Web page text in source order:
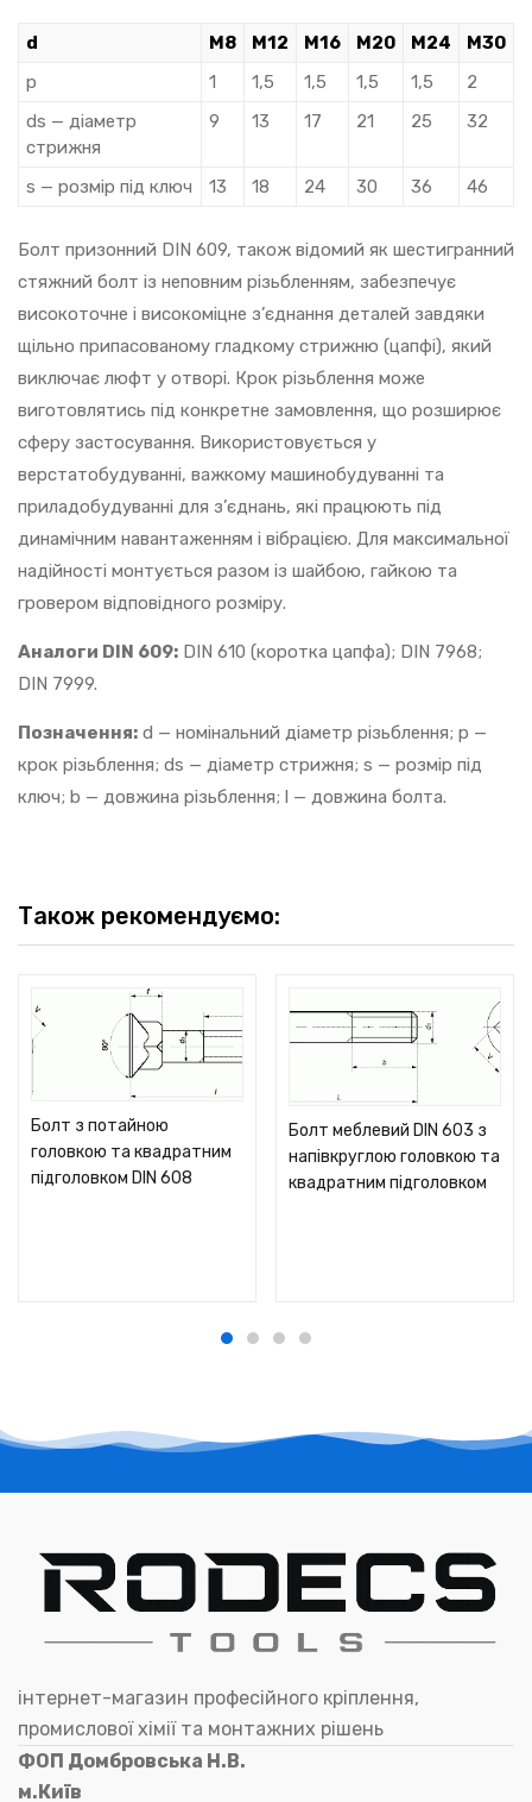
d M8 M12 M16 M20 M24
M30
p
1 1,5 1,5 1,5 1,5
2
ds — діаметр
стрижня
9 13 17 21 25 32
s — розмір під ключ 13 18 24 30 36 46
Болт призонний DIN 609, також відомий як шестигранний
стяжний болт із неповним різьбленням, забезпечує
високоточне і високоміцне з’єднання деталей завдяки
щільно припасованому гладкому стрижню (цапфі), який
виключає люфт у отворі. Крок різьблення може
виготовлятись під конкретне замовлення, що розширює
сферу застосування. Використовується у
верстатобудуванні, важкому машинобудуванні та
приладобудуванні для з’єднань, які працюють під
динамічним навантаженням і вібрацією. Для максимальної
надійності монтується разом із шайбою, гайкою та
гровером відповідного розміру.
Аналоги DIN 609: DIN 610 (коротка цапфа); DIN 7968;
DIN 7999.
Позначення: d — номінальний діаметр різьблення; p —
крок різьблення; ds — діаметр стрижня; s — розмір під
ключ; b — довжина різьблення; l — довжина болта.
Також рекомендуємо:
Болт з потайною
головкою та квадратним
підголовком DIN 608
Болт меблевий DIN 603 з
напівкруглою головкою та
квадратним підголовком
інтернет-магазин професійного кріплення,
промислової хімії та монтажних рішень
ФОП Домбровська Н.В.
м.Київ